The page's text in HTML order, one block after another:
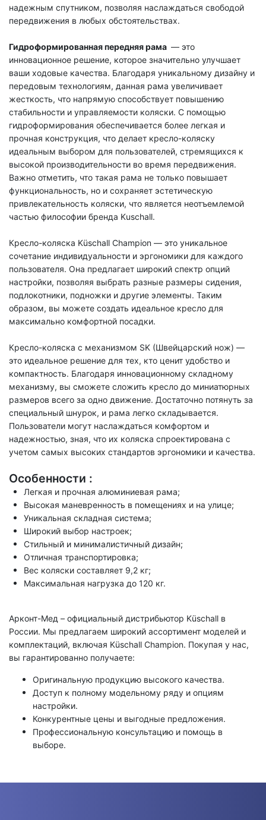
надежным спутником, позволяя наслаждаться свободой
передвижения в любых обстоятельствах.
Гидроформированная передняя рама — это
инновационное решение, которое значительно улучшает
ваши ходовые качества. Благодаря уникальному дизайну и
передовым технологиям, данная рама увеличивает
жесткость, что напрямую способствует повышению
стабильности и управляемости коляски. С помощью
гидроформирования обеспечивается более легкая и
прочная конструкция, что делает кресло-коляску
идеальным выбором для пользователей, стремящихся к
высокой производительности во время передвижения.
Важно отметить, что такая рама не только повышает
функциональность, но и сохраняет эстетическую
привлекательность коляски, что является неотъемлемой
частью философии бренда Kuschall.
Кресло-коляска Küschall Champion — это уникальное
сочетание индивидуальности и эргономики для каждого
пользователя. Она предлагает широкий спектр опций
настройки, позволяя выбрать разные размеры сидения,
подлокотники, подножки и другие элементы. Таким
образом, вы можете создать идеальное кресло для
максимально комфортной посадки.
Кресло-коляска с механизмом SK (Швейцарский нож) —
это идеальное решение для тех, кто ценит удобство и
компактность. Благодаря инновационному складному
механизму, вы сможете сложить кресло до миниатюрных
размеров всего за одно движение. Достаточно потянуть за
специальный шнурок, и рама легко складывается.
Пользователи могут наслаждаться комфортом и
надежностью, зная, что их коляска спроектирована с
учетом самых высоких стандартов эргономики и качества.
Особенности :
Легкая и прочная алюминиевая рама;
Высокая маневренность в помещениях и на улице;
Уникальная складная система;
Широкий выбор настроек;
Стильный и минималистичный дизайн;
Отличная транспортировка;
Вес коляски составляет 9,2 кг;
Максимальная нагрузка до 120 кг.
Арконт-Мед – официальный дистрибьютор Küschall в
России. Мы предлагаем широкий ассортимент моделей и
комплектаций, включая Küschall Champion. Покупая у нас,
вы гарантированно получаете:
Оригинальную продукцию высокого качества.
Доступ к полному модельному ряду и опциям
настройки.
Конкурентные цены и выгодные предложения.
Профессиональную консультацию и помощь в
выборе.